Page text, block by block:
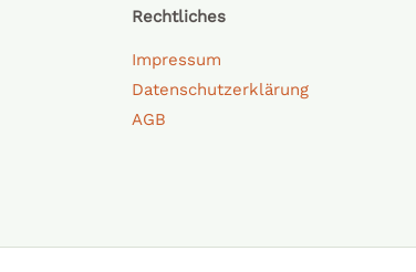
Rechtliches
Impressum
Datenschutzerklärung
AGB